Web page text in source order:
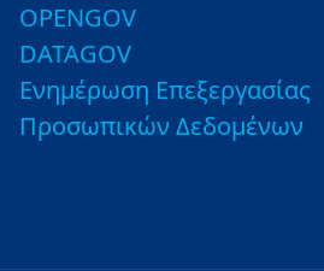
OPENGOV
DATAGOV
Ενημέρωση Επεξεργασίας
Προσωπικών Δεδομένων